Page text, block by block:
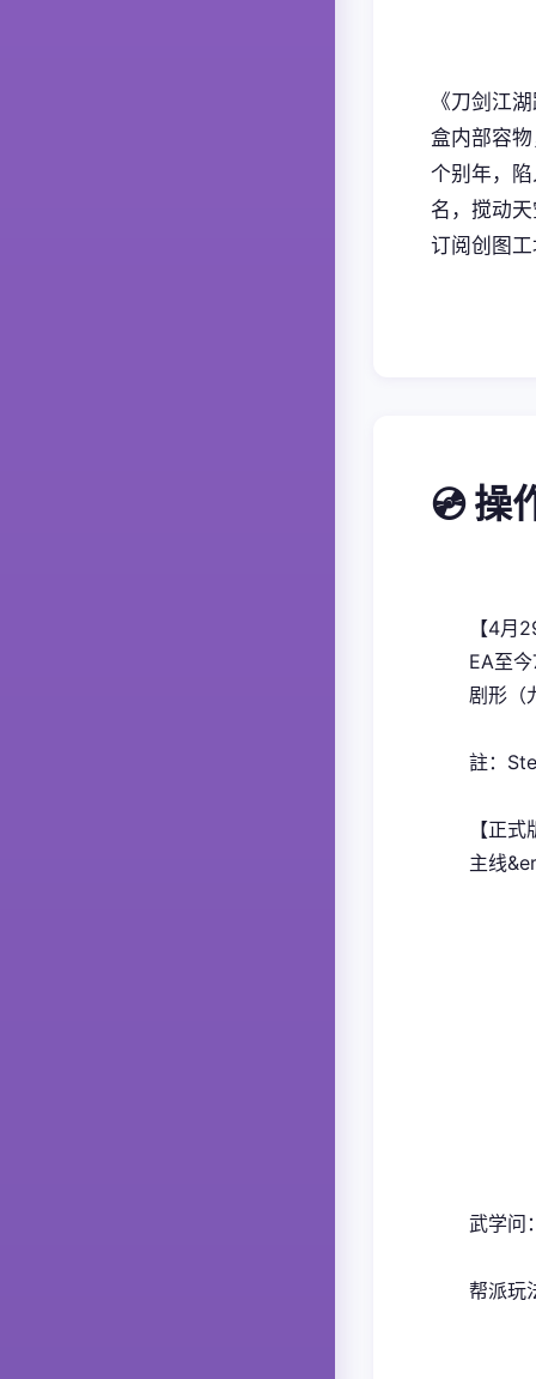
《刀剑江
盒内部容
个别年，
名，搅动
订阅创图
💿 操
【4月
EA至
剧形（
註：
【正
主线
武学问
帮派玩